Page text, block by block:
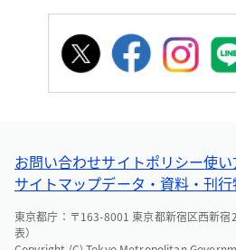
お問い合わせサイトポリシー使
サイトマップデータ・資料・刊
東京都庁：〒163-8001 東京都新宿区西新
表）